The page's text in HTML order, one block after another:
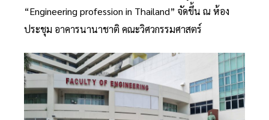
“Engineering profession in Thailand” จัดขึ้น ณ ห้อง
ประชุม อาคารนานาชาติ คณะวิศวกรรมศาสตร์